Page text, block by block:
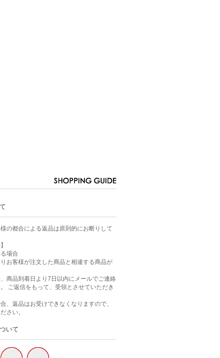
の都合による返品は原則的にお断りして
場合
お客様が注文した商品と相違する商品が
商品到着日より7日以内にメールでご連絡
ご返信をもって、受領とさせていただき
、返品はお受けできなくなりますので、
さい。
いて